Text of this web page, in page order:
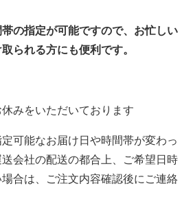
の指定が可能ですので、お忙しい
られる方にも便利です。
みをいただいております
可能なお届け日や時間帯が変わっ
会社の配送の都合上、ご希望日時
合は、ご注文内容確認後にご連絡